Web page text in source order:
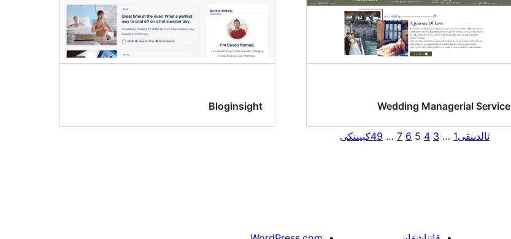
Wedding Managerial Service
Bloginsight
ئالدىنقى1
…
3
4
5
6
7
…
49كېيىنكى